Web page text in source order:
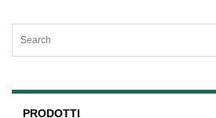
PRODOTTI